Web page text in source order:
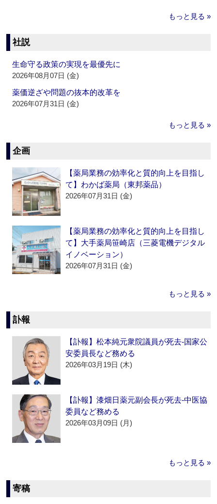
もっと見る »
社説
生命守る政策の実現を最優先に
2026年08月07日 (金)
薬価逆ざや問題の抜本的改革を
2026年07月31日 (金)
もっと見る »
企画
【薬局業務の効率化と質的向上を目指し
て】わかば薬局（東邦薬品）
2026年07月31日 (金)
【薬局業務の効率化と質的向上を目指し
て】大手薬局笹崎店（三菱電機デジタル
イノベーション）
2026年07月31日 (金)
もっと見る »
訃報
【訃報】松本純元衆院議員が死去‐国家公
安委員長など務める
2026年03月19日 (木)
【訃報】漆畑日薬元副会長が死去‐中医協
委員など務める
2026年03月09日 (月)
もっと見る »
寄稿